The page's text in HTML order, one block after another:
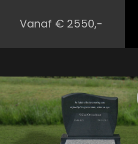
Vanaf € 2550,-